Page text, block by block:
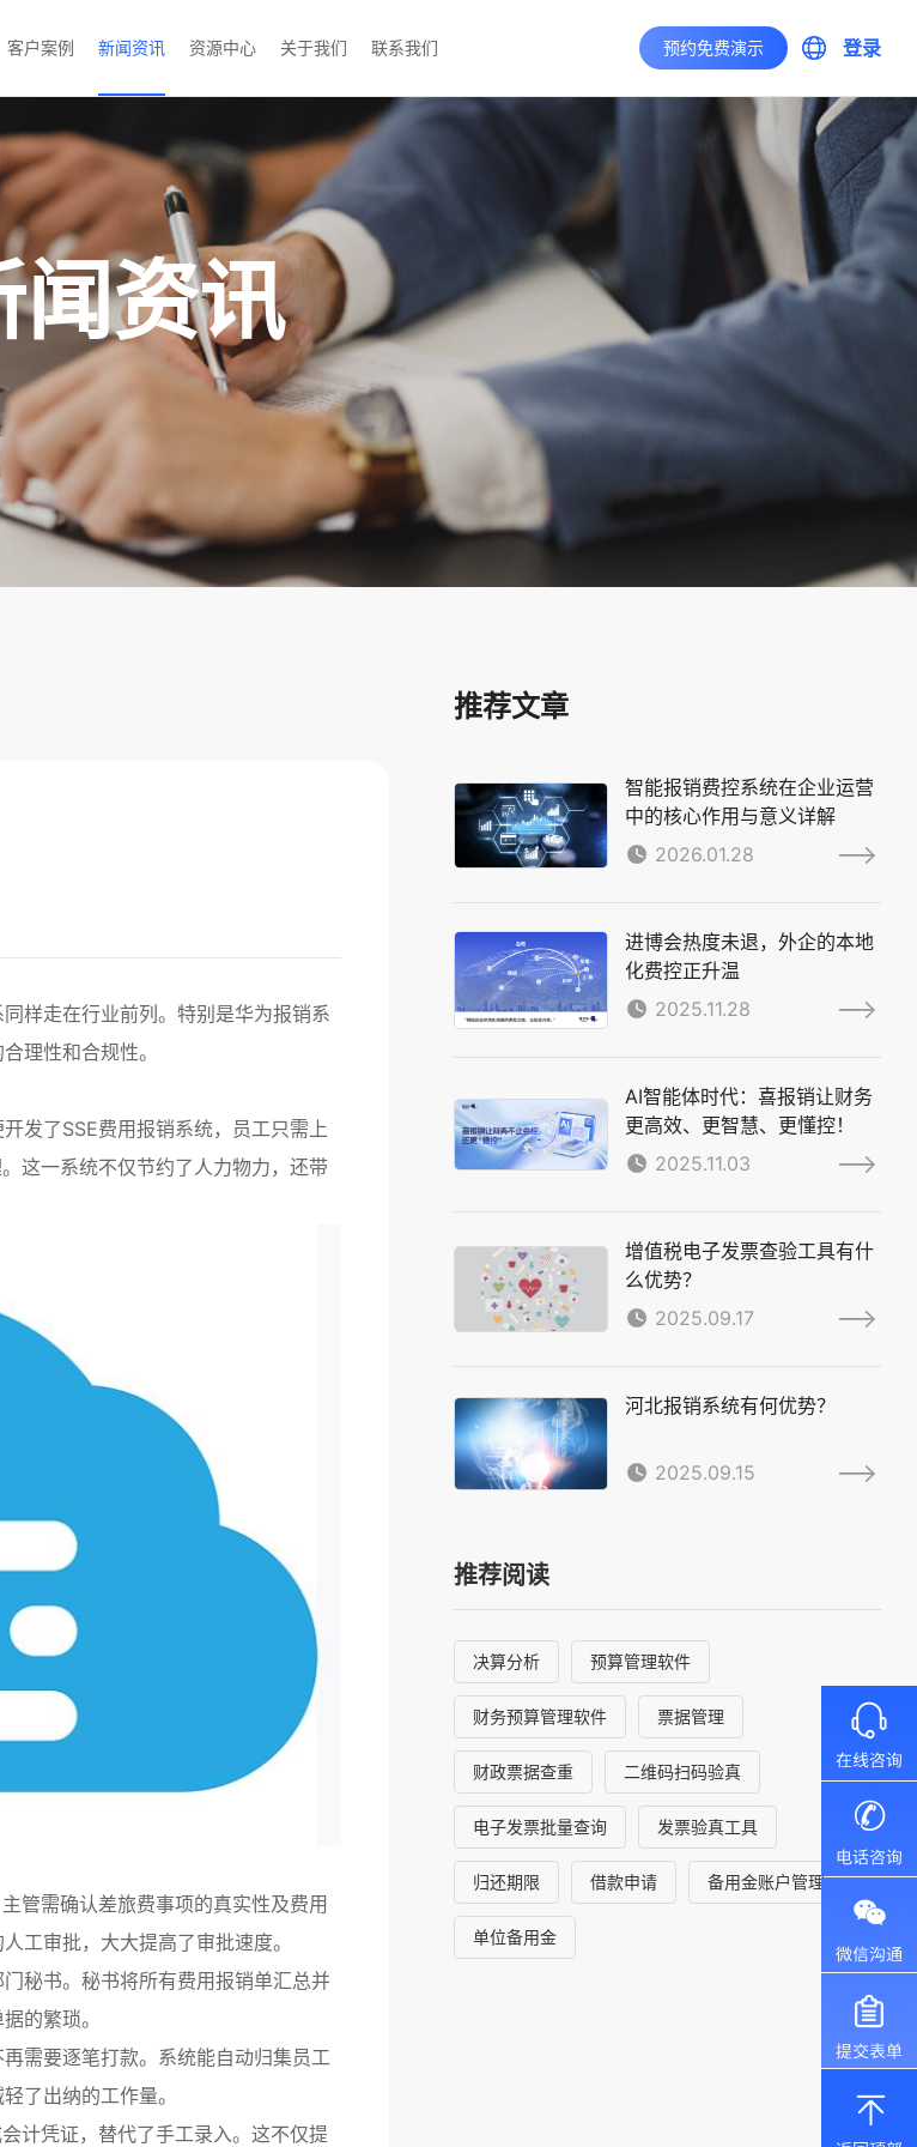
客户案例 新闻资讯 资源中心 关于我们 联系我们 预约免费演示 登录
闻资讯
样走在行业前列。特别是华为报销系
理性和合规性。
发了SSE费用报销系统，员工只需上
这一系统不仅节约了人力物力，还带
管需确认差旅费事项的真实性及费用
工审批，大大提高了审批速度。
秘书。秘书将所有费用报销单汇总并
的繁琐。
需要逐笔打款。系统能自动归集员工
了出纳的工作量。
计凭证，替代了手工录入。这不仅提
推荐文章
智能报销费控系统在企业运营
中的核心作用与意义详解
2026.01.28
进博会热度未退，外企的本地
化费控正升温
2025.11.28
AI智能体时代：喜报销让财务
更高效、更智慧、更懂控！
2025.11.03
增值税电子发票查验工具有什
么优势？
2025.09.17
河北报销系统有何优势？
2025.09.15
推荐阅读
决算分析 预算管理软件
财务预算管理软件 票据管理
财政票据查重 二维码扫码验真
电子发票批量查询 发票验真工具
归还期限 借款申请 备用金账户管理
单位备用金